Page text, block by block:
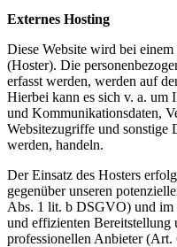
Externes Hosting
Diese Website wird bei
(Hoster). Die
erfasst werden, werden auf
Hierbei kann es sich v. a. um
und Kommunikationsdaten,
Websitezugriffe und sonstige
werden, handeln.
Der Einsatz des Hosters
gegenüber unseren
Abs. 1 lit. b DSGVO) und im
und effizienten Bereitstellung
professionellen Anbieter